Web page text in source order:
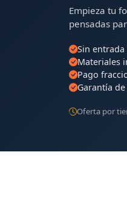
Empieza tu
pensadas
Sin
Materiales
Pago
Garantía
Oferta por